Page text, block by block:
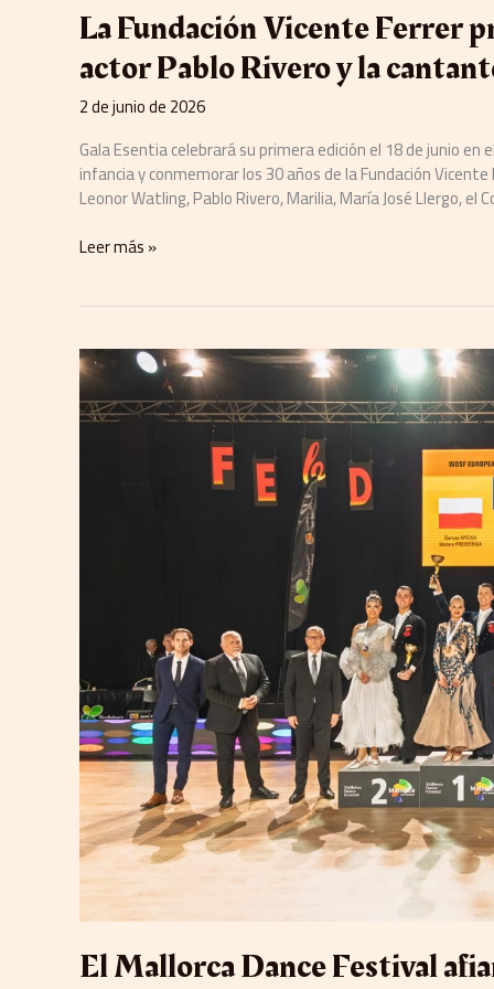
La Fundación Vicente Ferrer
actor Pablo Rivero y la
2 de junio de 2026
Gala Esentia celebrará su primera edición el 18 de junio
infancia y conmemorar los 30 años de la Fundación
Leonor Watling, Pablo Rivero, Marilia, María José Llergo, el
Leer más »
El Mallorca Dance Festival
El
Mallorca
Dance
Festival